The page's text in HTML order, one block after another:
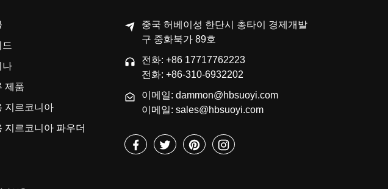
나
제품
지르코니아
지르코니아 파우더
중국 허베이성 한단시 총타이 경제개발
구 중화북가 89호
전화: +86 17717762223
전화: +86-310-6932202
이메일: dammon@hbsuoyi.com
이메일: sales@hbsuoyi.com